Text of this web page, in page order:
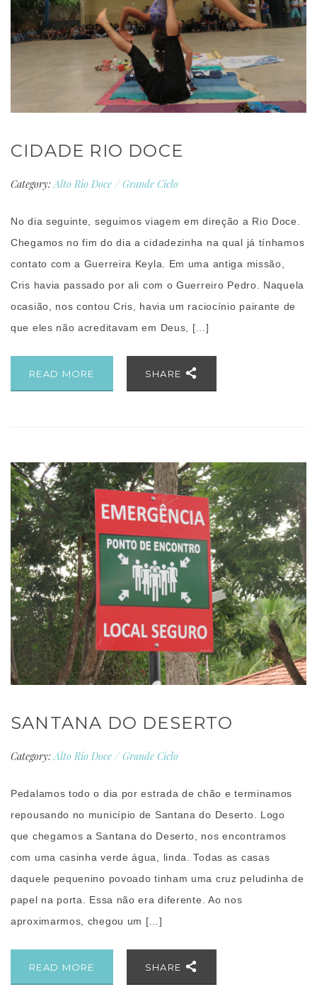
CIDADE RIO DOCE
Category: Alto Rio Doce /Grande Ciclo
No dia seguinte, seguimos viagem em direção a Rio Doce.
Chegamos no fim do dia a cidadezinha na qual já tínhamos
contato com a Guerreira Keyla. Em uma antiga missão,
Cris havia passado por ali com o Guerreiro Pedro. Naquela
ocasião, nos contou Cris, havia um raciocínio pairante de
que eles não acreditavam em Deus, […]
READ MORE SHARE
SANTANA DO DESERTO
Category: Alto Rio Doce /Grande Ciclo
Pedalamos todo o dia por estrada de chão e terminamos
repousando no município de Santana do Deserto. Logo
que chegamos a Santana do Deserto, nos encontramos
com uma casinha verde água, linda. Todas as casas
daquele pequenino povoado tinham uma cruz peludinha de
papel na porta. Essa não era diferente. Ao nos
aproximarmos, chegou um […]
READ MORE SHARE